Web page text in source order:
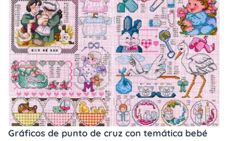
Gráficos de punto de cruz con temática bebé